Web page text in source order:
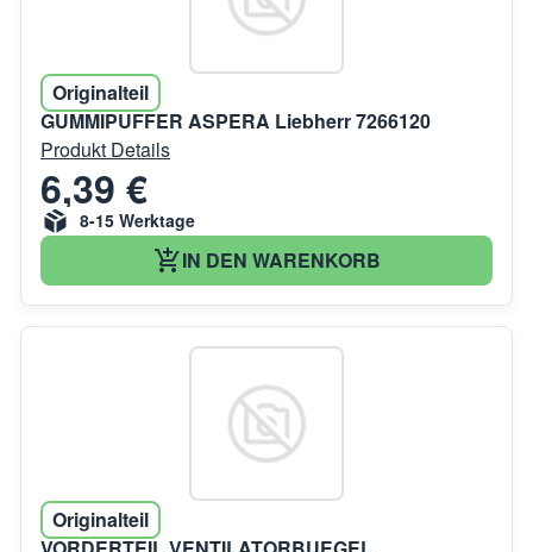
Originalteil
GUMMIPUFFER ASPERA Liebherr 7266120
Produkt Details
6,39 €
8-15 Werktage
IN DEN WARENKORB
Originalteil